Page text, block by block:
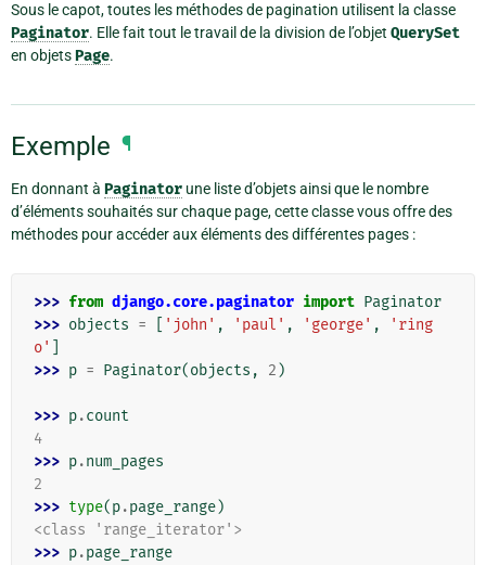
Sous le capot, toutes les méthodes de pagination utilisent la classe
Paginator. Elle fait tout le travail de la division de l’objet QuerySet
en objetsPage.
Exemple ¶
En donnant à Paginator une liste d’objets ainsi que le nombre
d’éléments souhaités sur chaque page, cette classe vous offre des
méthodes pour accéder aux éléments des différentes pages :
>>> from django.core.paginator import Paginator
>>> objects = 'john' , 'paul' , 'george' ,
'ring
o'
>>> p = Paginator(objects , 2 )
>>> p.count
4
>>> p.num_pages
2
>>> type(p.page_range)
<class 'range_iterator'>
>>> p.page_range